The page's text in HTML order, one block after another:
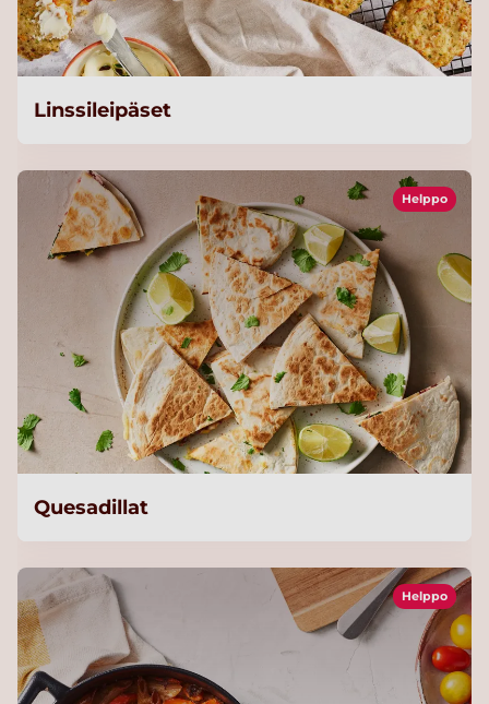
Linssileipäset
Helppo
Quesadillat
Helppo